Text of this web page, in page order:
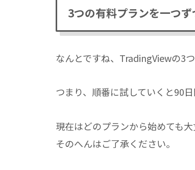
3つの有料プランを一つず
なんとですね、TradingViewの3
つまり、順番に試していくと90
現在はどのプランから始めても
そのへんはご了承ください。